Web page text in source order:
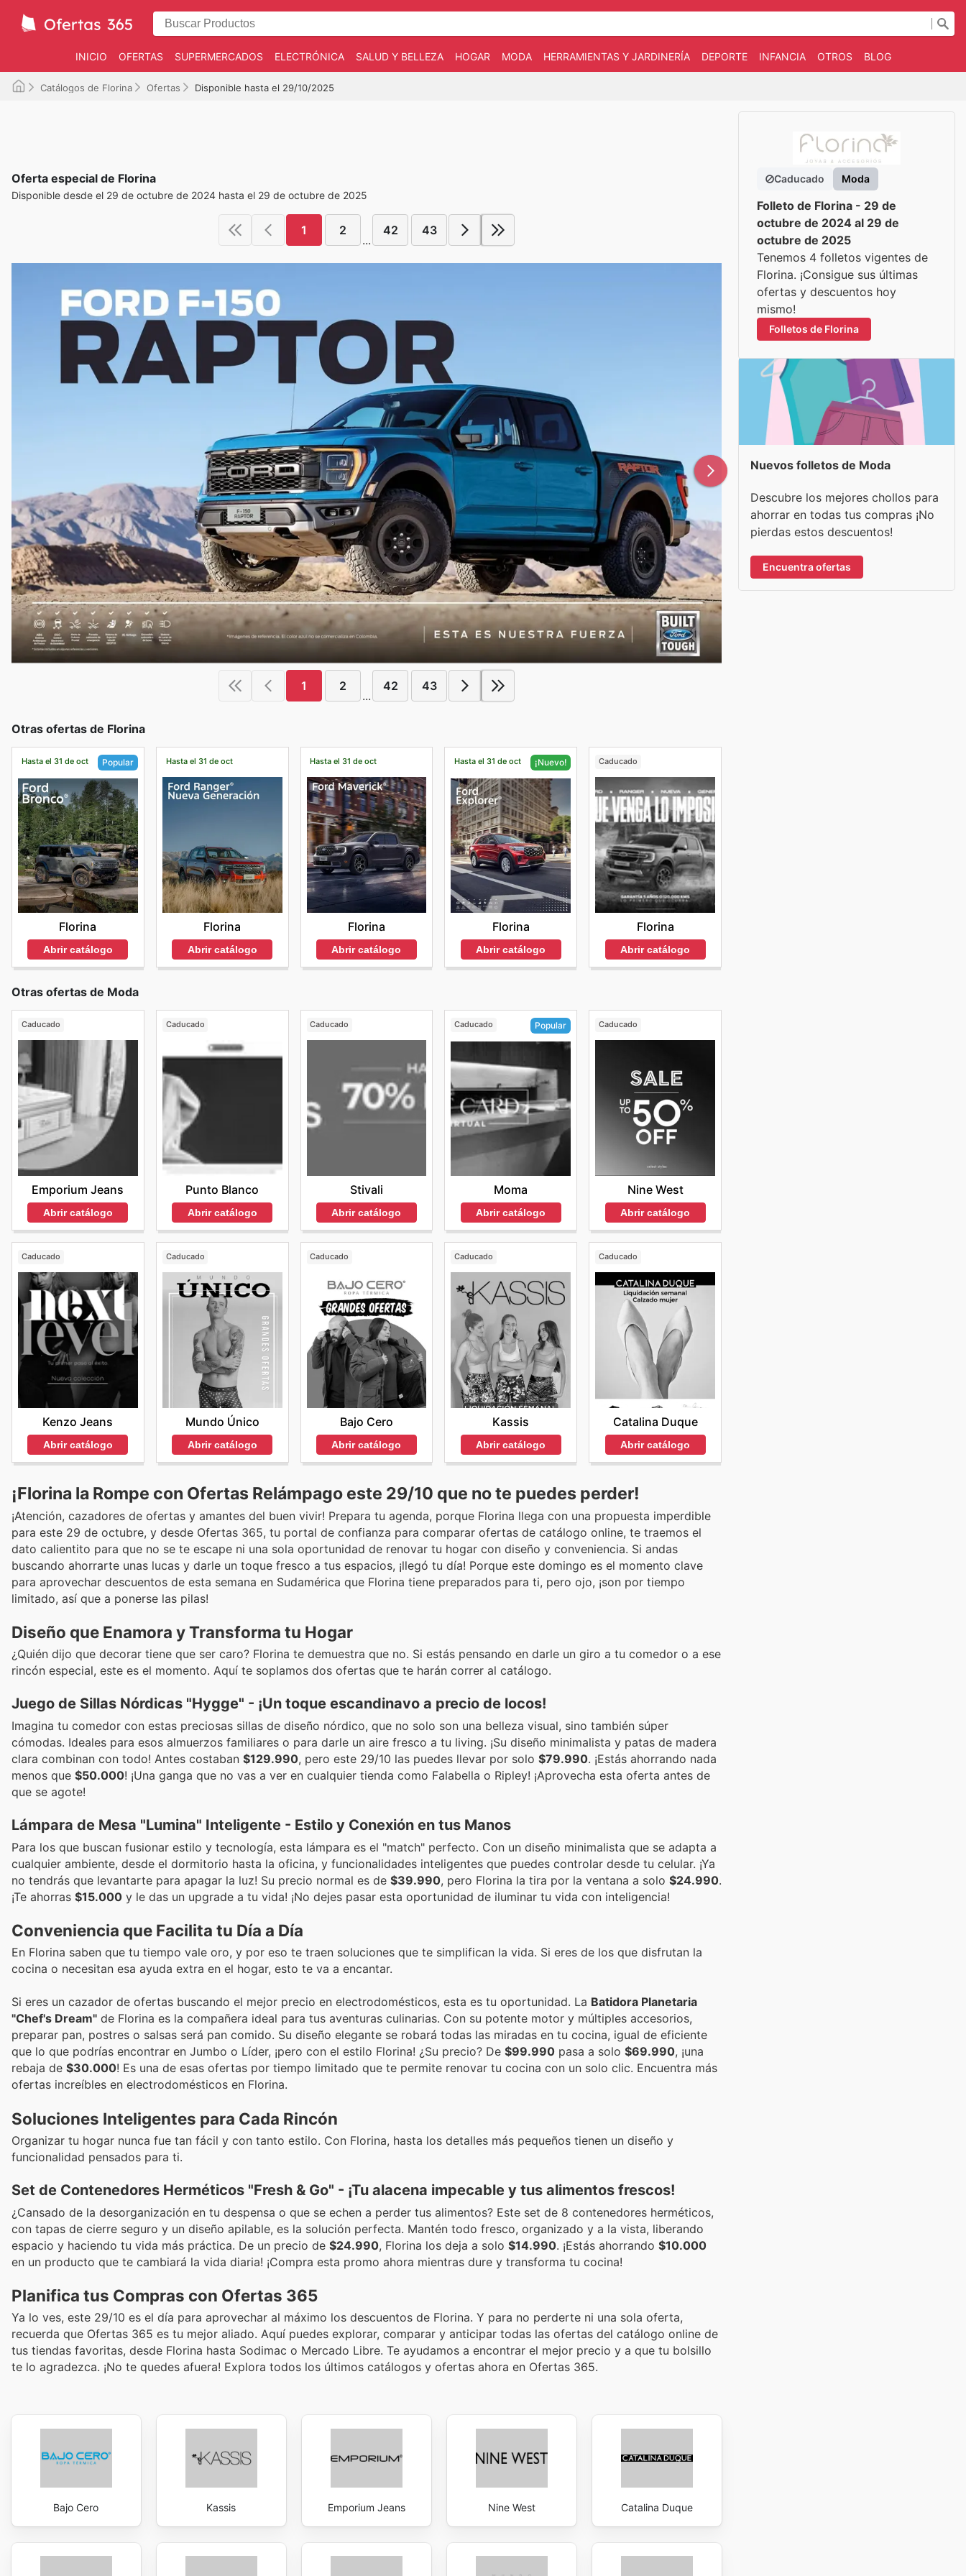
INICIO OFERTAS SUPERMERCADOS ELECTRÓNICA SALUD Y BELLEZA HOGAR MODA HERRAMIENTAS Y JARDINERÍA DEPORTE INFANCIA OTROS BLOG
Catálogos de Florina Ofertas Disponible hasta el 29/10/2025
Oferta especial de Florina
Disponible desde el 29 de octubre de 2024 hasta el 29 de octubre de 2025
1 2
...
42 43
1 2
...
42 43
Otras ofertas de Florina
Hasta el 31 de oct Popular
Florina
Abrir catálogo
Hasta el 31 de oct
Florina
Abrir catálogo
Hasta el 31 de oct
Florina
Abrir catálogo
Hasta el 31 de oct ¡Nuevo!
Florina
Abrir catálogo
Caducado
Florina
Abrir catálogo
Otras ofertas de Moda
Caducado
Emporium Jeans
Abrir catálogo
Caducado
Punto Blanco
Abrir catálogo
Caducado
Stivali
Abrir catálogo
Caducado Popular
Moma
Abrir catálogo
Caducado
Nine West
Abrir catálogo
Caducado
Kenzo Jeans
Abrir catálogo
Caducado
Mundo Único
Abrir catálogo
Caducado
Bajo Cero
Abrir catálogo
Caducado
Kassis
Abrir catálogo
Caducado
Catalina Duque
Abrir catálogo
¡Florina la Rompe con Ofertas Relámpago este 29/10 que no te puedes perder!
¡Atención, cazadores de ofertas y amantes del buen vivir! Prepara tu agenda, porque Florina llega con una propuesta imperdible
para este 29 de octubre, y desde Ofertas 365, tu portal de confianza para comparar ofertas de catálogo online, te traemos el
dato calientito para que no se te escape ni una sola oportunidad de renovar tu hogar con diseño y conveniencia. Si andas
buscando ahorrarte unas lucas y darle un toque fresco a tus espacios, ¡llegó tu día! Porque este domingo es el momento clave
para aprovechar descuentos de esta semana en Sudamérica que Florina tiene preparados para ti, pero ojo, ¡son por tiempo
limitado, así que a ponerse las pilas!
Diseño que Enamora y Transforma tu Hogar
¿Quién dijo que decorar tiene que ser caro? Florina te demuestra que no. Si estás pensando en darle un giro a tu comedor o a ese
rincón especial, este es el momento. Aquí te soplamos dos ofertas que te harán correr al catálogo.
Juego de Sillas Nórdicas "Hygge" - ¡Un toque escandinavo a precio de locos!
Imagina tu comedor con estas preciosas sillas de diseño nórdico, que no solo son una belleza visual, sino también súper
cómodas. Ideales para esos almuerzos familiares o para darle un aire fresco a tu living. ¡Su diseño minimalista y patas de madera
clara combinan con todo! Antes costaban $129.990, pero este 29/10 las puedes llevar por solo $79.990. ¡Estás ahorrando nada
menos que $50.000! ¡Una ganga que no vas a ver en cualquier tienda como Falabella o Ripley! ¡Aprovecha esta oferta antes de
que se agote!
Lámpara de Mesa "Lumina" Inteligente - Estilo y Conexión en tus Manos
Para los que buscan fusionar estilo y tecnología, esta lámpara es el "match" perfecto. Con un diseño minimalista que se adapta a
cualquier ambiente, desde el dormitorio hasta la oficina, y funcionalidades inteligentes que puedes controlar desde tu celular. ¡Ya
no tendrás que levantarte para apagar la luz! Su precio normal es de $39.990, pero Florina la tira por la ventana a solo $24.990.
¡Te ahorras $15.000 y le das un upgrade a tu vida! ¡No dejes pasar esta oportunidad de iluminar tu vida con inteligencia!
Conveniencia que Facilita tu Día a Día
En Florina saben que tu tiempo vale oro, y por eso te traen soluciones que te simplifican la vida. Si eres de los que disfrutan la
cocina o necesitan esa ayuda extra en el hogar, esto te va a encantar.
Si eres un cazador de ofertas buscando el mejor precio en electrodomésticos, esta es tu oportunidad. La Batidora Planetaria
"Chef's Dream" de Florina es la compañera ideal para tus aventuras culinarias. Con su potente motor y múltiples accesorios,
preparar pan, postres o salsas será pan comido. Su diseño elegante se robará todas las miradas en tu cocina, igual de eficiente
que lo que podrías encontrar en Jumbo o Líder, ¡pero con el estilo Florina! ¿Su precio? De $99.990 pasa a solo $69.990, ¡una
rebaja de $30.000! Es una de esas ofertas por tiempo limitado que te permite renovar tu cocina con un solo clic. Encuentra más
ofertas increíbles en electrodomésticos en Florina.
Soluciones Inteligentes para Cada Rincón
Organizar tu hogar nunca fue tan fácil y con tanto estilo. Con Florina, hasta los detalles más pequeños tienen un diseño y
funcionalidad pensados para ti.
Set de Contenedores Herméticos "Fresh & Go" - ¡Tu alacena impecable y tus alimentos frescos!
¿Cansado de la desorganización en tu despensa o que se echen a perder tus alimentos? Este set de 8 contenedores herméticos,
con tapas de cierre seguro y un diseño apilable, es la solución perfecta. Mantén todo fresco, organizado y a la vista, liberando
espacio y haciendo tu vida más práctica. De un precio de $24.990, Florina los deja a solo $14.990. ¡Estás ahorrando $10.000
en un producto que te cambiará la vida diaria! ¡Compra esta promo ahora mientras dure y transforma tu cocina!
Planifica tus Compras con Ofertas 365
Ya lo ves, este 29/10 es el día para aprovechar al máximo los descuentos de Florina. Y para no perderte ni una sola oferta,
recuerda que Ofertas 365 es tu mejor aliado. Aquí puedes explorar, comparar y anticipar todas las ofertas del catálogo online de
tus tiendas favoritas, desde Florina hasta Sodimac o Mercado Libre. Te ayudamos a encontrar el mejor precio y a que tu bolsillo
te lo agradezca. ¡No te quedes afuera! Explora todos los últimos catálogos y ofertas ahora en Ofertas 365.
Bajo Cero Kassis Emporium Jeans Nine West Catalina Duque
Caducado Moda
Folleto de Florina - 29 de
octubre de 2024 al 29 de
octubre de 2025
Tenemos 4 folletos vigentes de
Florina. ¡Consigue sus últimas
ofertas y descuentos hoy
mismo!
Folletos de Florina
Nuevos folletos de Moda
Descubre los mejores chollos para
ahorrar en todas tus compras ¡No
pierdas estos descuentos!
Encuentra ofertas